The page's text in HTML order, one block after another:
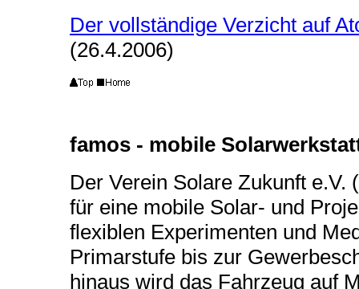
Der vollständige Verzicht auf
(26.4.2006)
famos - mobile
Der Verein Solare Zukunft e.V.
für eine mobile Solar- und
flexiblen Experimenten und
Primarstufe bis zur
hinaus wird das Fahrzeug auf